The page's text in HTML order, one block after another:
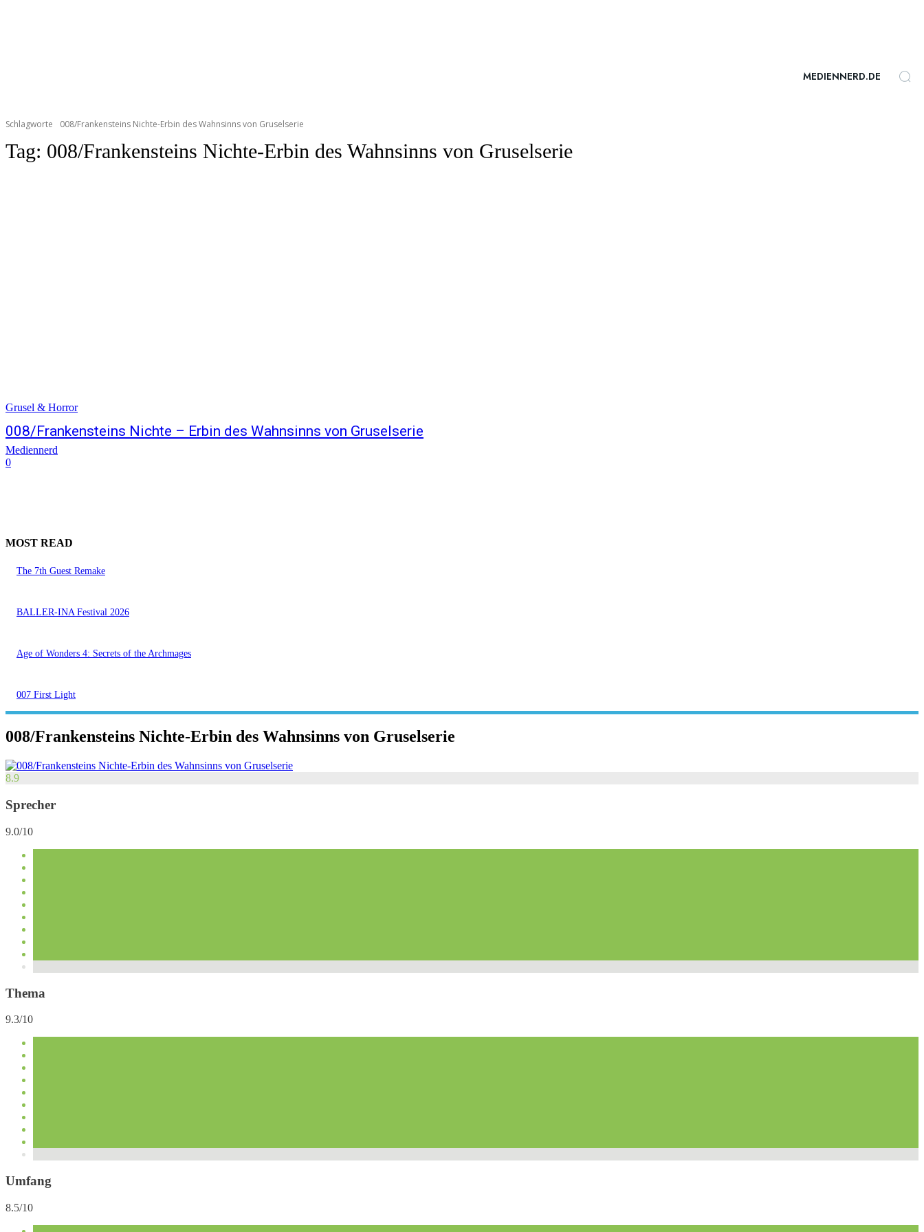
MEDIENNERD.DE
Schlagworte 008/Frankensteins Nichte-Erbin des Wahnsinns von Gruselserie
Tag: 008/Frankensteins Nichte-Erbin des Wahnsinns von Gruselserie
Grusel & Horror
008/Frankensteins Nichte – Erbin des Wahnsinns von Gruselserie
Mediennerd
0
MOST READ
The 7th Guest Remake
BALLER-INA Festival 2026
Age of Wonders 4: Secrets of the Archmages
007 First Light
008/Frankensteins Nichte-Erbin des Wahnsinns von Gruselserie
8.9
Sprecher
9.0/10
Thema
9.3/10
Umfang
8.5/10